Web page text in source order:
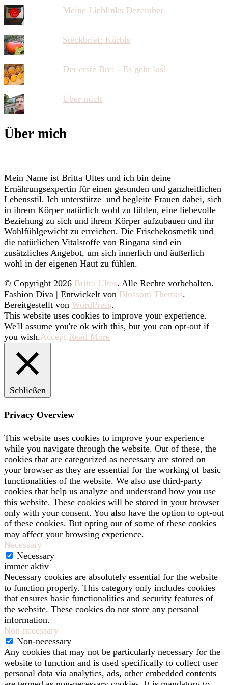
Meine Lieblinks Dezember
Steckbrief: Kürbis
Der erste Brei - Es geht los!
Über mich
Über mich
Mein Name ist Britta Ultes und ich bin deine
Ernährungsexpertin für einen gesunden und ganzheitlichen
Lebensstil. Ich unterstütze und begleite Frauen dabei, sich
in ihrem Körper natürlich wohl zu fühlen, eine liebevolle
Beziehung zu sich und ihrem Körper aufzubauen und ihr
Wohlfühlgewicht zu erreichen. Die Frischekosmetik und
die natürlichen Vitalstoffe von Ringana sind ein
zusätzliches Angebot, um sich innerlich und äußerlich
wohl in der eigenen Haut zu fühlen.
© Copyright 2026 Britta Ultes. Alle Rechte vorbehalten.
Fashion Diva | Entwickelt von Blossom Themes.
Bereitgestellt von WordPress.
This website uses cookies to improve your experience.
We'll assume you're ok with this, but you can opt-out if
you wish.Accept Read More
Schließen
Privacy Overview
This website uses cookies to improve your experience
while you navigate through the website. Out of these, the
cookies that are categorized as necessary are stored on
your browser as they are essential for the working of basic
functionalities of the website. We also use third-party
cookies that help us analyze and understand how you use
this website. These cookies will be stored in your browser
only with your consent. You also have the option to opt-out
of these cookies. But opting out of some of these cookies
may affect your browsing experience.
Necessary
Necessary
immer aktiv
Necessary cookies are absolutely essential for the website
to function properly. This category only includes cookies
that ensures basic functionalities and security features of
the website. These cookies do not store any personal
information.
Non-necessary
Non-necessary
Any cookies that may not be particularly necessary for the
website to function and is used specifically to collect user
personal data via analytics, ads, other embedded contents